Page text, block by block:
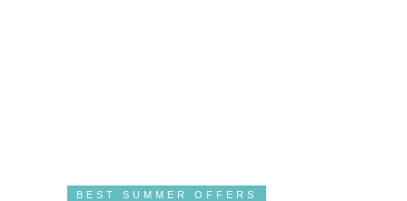
BEST SUMMER OFFERS